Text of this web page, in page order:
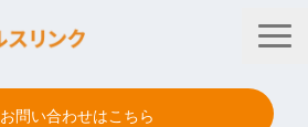
お問い合わせはこちら